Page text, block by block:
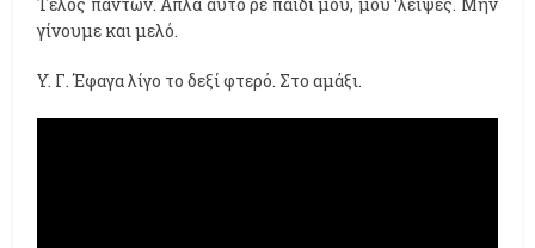
γίνουμε και μελό.
Y. Γ. Έφαγα λίγο το δεξί φτερό. Στο αμάξι.